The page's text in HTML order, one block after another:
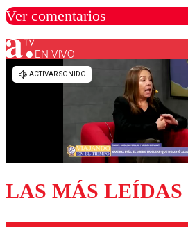
Ver comentarios
Los comentarios son
diálogo
EN VIVO
LAS MÁS LEÍDAS